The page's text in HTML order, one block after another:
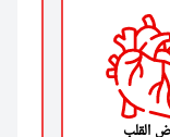
القلب